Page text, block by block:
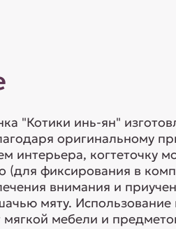
"Котики инь-ян"
оригинальному
интерьера, когтеточку
(для фиксирования в
внимания и
мяту.
мягкой мебели и